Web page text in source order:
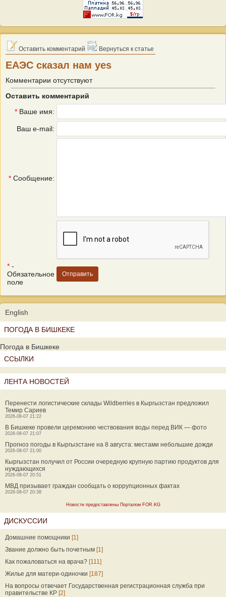
Оставить комментарий Вернуться к статье
ЕАЭС сказал нам yes
Комментарии отсутствуют
Оставить комментарий
* Ваше имя:
Ваш e-mail:
* Сообщение:
* -
Обязательное
поле
English
ПОГОДА В БИШКЕКЕ
Погода в Бишкеке
ССЫЛКИ
ЛЕНТА НОВОСТЕЙ
Перенести логистические склады Wildberries в Кыргызстан предложил
Темир Сариев
2026-08-07 21:22
В Бишкеке провели церемонию чествования воды перед ВИК — фото
2026-08-07 21:07
Прогноз погоды в Кыргызстане на 8 августа: местами небольшие дожди
2026-08-07 21:00
Кыргызстан получил от России очередную крупную партию продуктов для
нуждающихся
2026-08-07 20:51
МВД призывает граждан сообщать о коррупционных фактах
2026-08-07 20:38
Новости предоставлены Порталом FOR.KG
ДИСКУССИИ
Домашние помощники [1]
Звание должно быть почетным [1]
Как пожаловаться на врача? [111]
Жилье для матери-одиночки [187]
На вопросы отвечает Государственная регистрационная служба при
правительстве КР [2]